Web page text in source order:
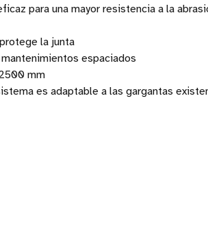
para una mayor resistencia a la
la junta
espaciados
mm
es adaptable a las gargantas